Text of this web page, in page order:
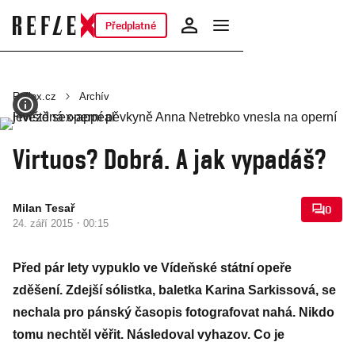
Předplatné
Reflex.cz Archív
Virtuos? Dobrá. A jak vypadáš?
Milan Tesař
24. září 2015 · 00:15
0
Před pár lety vypuklo ve Vídeňské státní opeře
zděšení. Zdejší sólistka, baletka Karina Sarkissová, se
nechala pro pánský časopis fotografovat nahá. Nikdo
tomu nechtěl věřit. Následoval vyhazov. Co je